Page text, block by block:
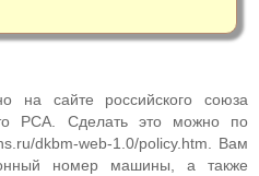
на сайте российского союза
РСА. Сделать это можно по
dkbm-web-1.0/policy.htm. Вам
номер машины, а также